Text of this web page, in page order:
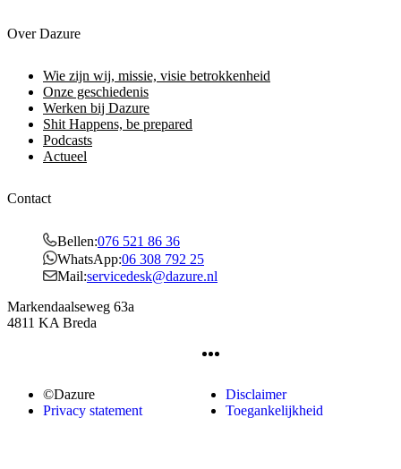
Over Dazure
Wie zijn wij, missie, visie betrokkenheid
Onze geschiedenis
Werken bij Dazure
Shit Happens, be prepared
Podcasts
Actueel
Contact
Bellen:076 521 86 36
WhatsApp:06 308 792 25
Mail:servicedesk@dazure.nl
Markendaalseweg 63a
4811 KA Breda
©Dazure
Disclaimer
Privacy statement
Toegankelijkheid